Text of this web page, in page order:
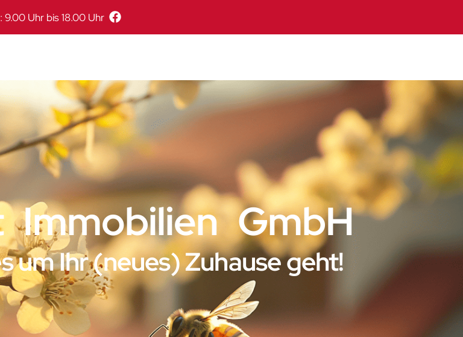
9.00 Uhr bis 18.00 Uhr
Immobilien GmbH
um Ihr (neues) Zuhause geht!